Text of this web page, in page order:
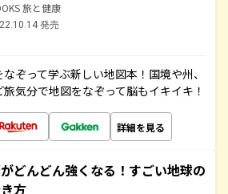
旅と健康
発売
ぞって学ぶ新しい地図本！国境や州、
気分で地図をなぞって脳もイキイキ！
詳細を見る
どんどん強くなる！すごい地球の
方